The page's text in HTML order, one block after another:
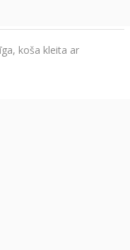
koša kleita ar